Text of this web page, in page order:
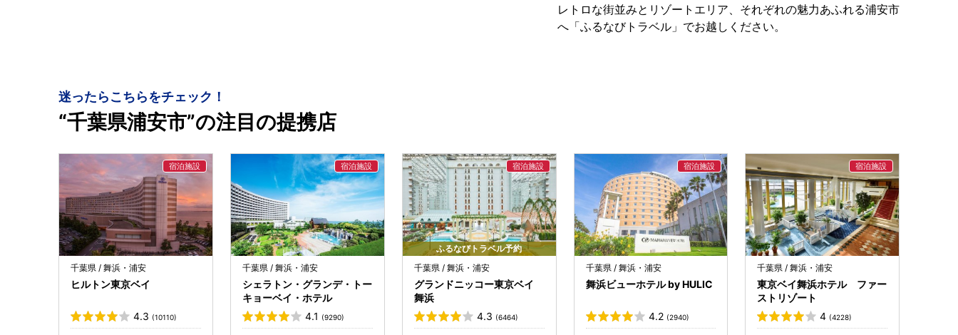
レトロな街並みとリゾートエリア、それぞれの魅力あふれる浦安市
へ「ふるなびトラベル」でお越しください。
迷ったらこちらをチェック！
“千葉県浦安市”の注目の提携店
千葉県 / 舞浜・浦安
ヒルトン東京ベイ
4.3 (10110)
千葉県 / 舞浜・浦安
シェラトン・グランデ・トー
キョーベイ・ホテル
4.1 (9290)
ふるなびトラベル予約
千葉県 / 舞浜・浦安
グランドニッコー東京ベイ
舞浜
4.3 (6464)
千葉県 / 舞浜・浦安
舞浜ビューホテル by HULIC
4.2 (2940)
千葉県 / 舞浜・浦安
東京ベイ舞浜ホテル ファー
ストリゾート
4 (4228)